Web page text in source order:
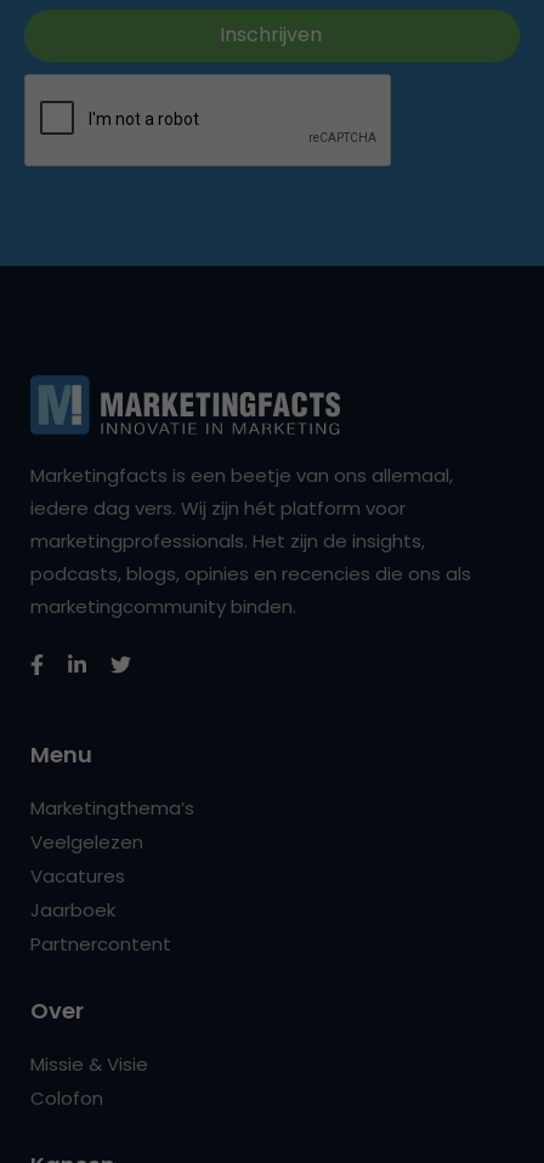
Marketingfacts is een beetje van ons allemaal,
iedere dag vers. Wij zijn hét platform voor
marketingprofessionals. Het zijn de insights,
podcasts, blogs, opinies en recencies die ons als
marketingcommunity binden.
Menu
Marketingthema’s
Veelgelezen
Vacatures
Jaarboek
Partnercontent
Over
Missie & Visie
Colofon